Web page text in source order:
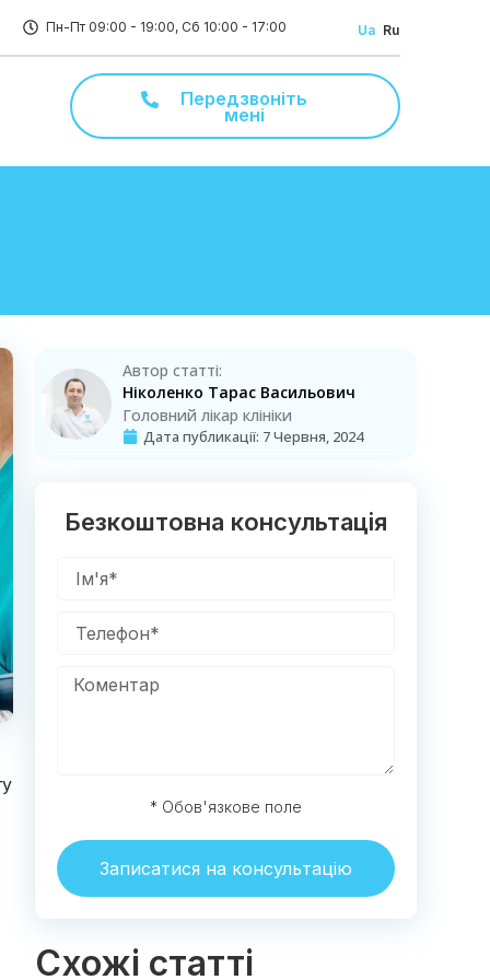
Пн-Пт 09:00 - 19:00, Сб 10:00 - 17:00 Ua Ru
Передзвоніть
мені
Автор статті:
Ніколенко Тарас Васильович
Головний лікар клініки
Дата публикації: 7 Червня, 2024
Безкоштовна консультація
* Обов'язкове поле
Записатися на консультацію
Схожі статті